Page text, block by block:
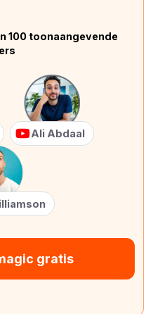
100 toonaangevende
Ali Abdaal
gratis